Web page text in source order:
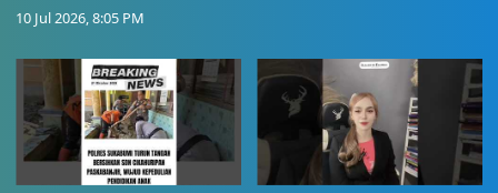
10 Jul 2026, 8:05 PM